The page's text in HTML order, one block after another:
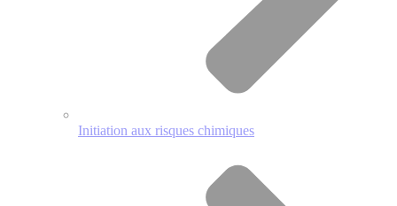
Initiation aux risques chimiques